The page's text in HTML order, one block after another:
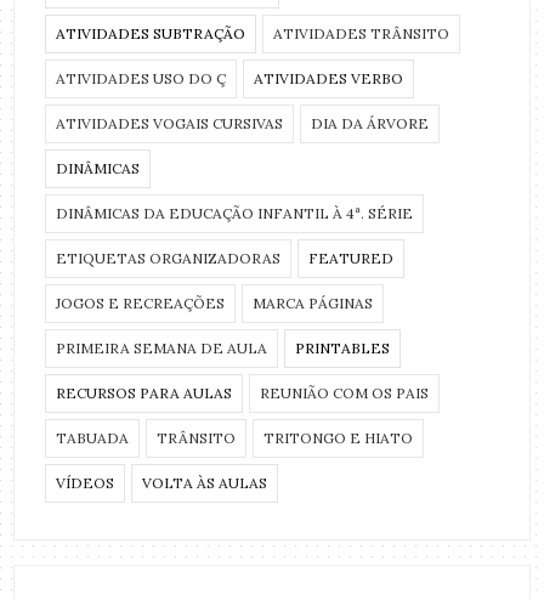
ATIVIDADES SUBTRAÇÃO ATIVIDADES TRÂNSITO
ATIVIDADES USO DO Ç ATIVIDADES VERBO
ATIVIDADES VOGAIS CURSIVAS DIA DA ÁRVORE
DINÂMICAS
DINÂMICAS DA EDUCAÇÃO INFANTIL À 4ª. SÉRIE
ETIQUETAS ORGANIZADORAS FEATURED
JOGOS E RECREAÇÕES MARCA PÁGINAS
PRIMEIRA SEMANA DE AULA PRINTABLES
RECURSOS PARA AULAS REUNIÃO COM OS PAIS
TABUADA TRÂNSITO TRITONGO E HIATO
VÍDEOS VOLTA ÀS AULAS